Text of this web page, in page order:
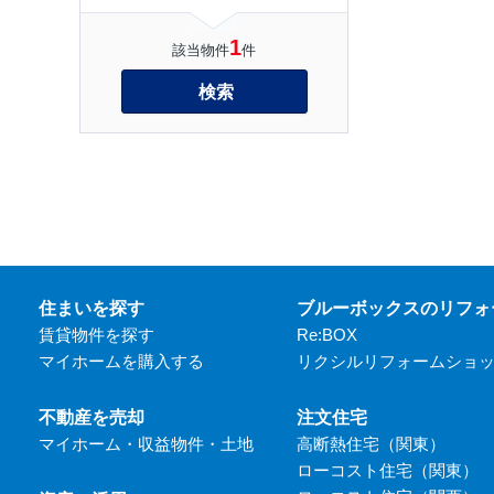
該当物件1件
検索
住まいを探す
賃貸物件を探す
マイホームを購入する
不動産を売却
マイホーム・収益物件・土地
ブルーボックスのリフ
Re:BOX
リクシルリフォームショ
注文住宅
高断熱住宅（関東）
ローコスト住宅（関東）